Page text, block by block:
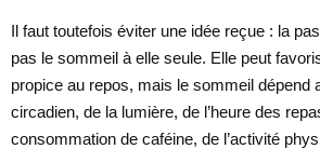
Il faut toutefois éviter une idée reçue : la
pas le sommeil à elle seule. Elle peut
propice au repos, mais le sommeil dépend
circadien, de la lumière, de l’heure des
consommation de caféine, de l’activité